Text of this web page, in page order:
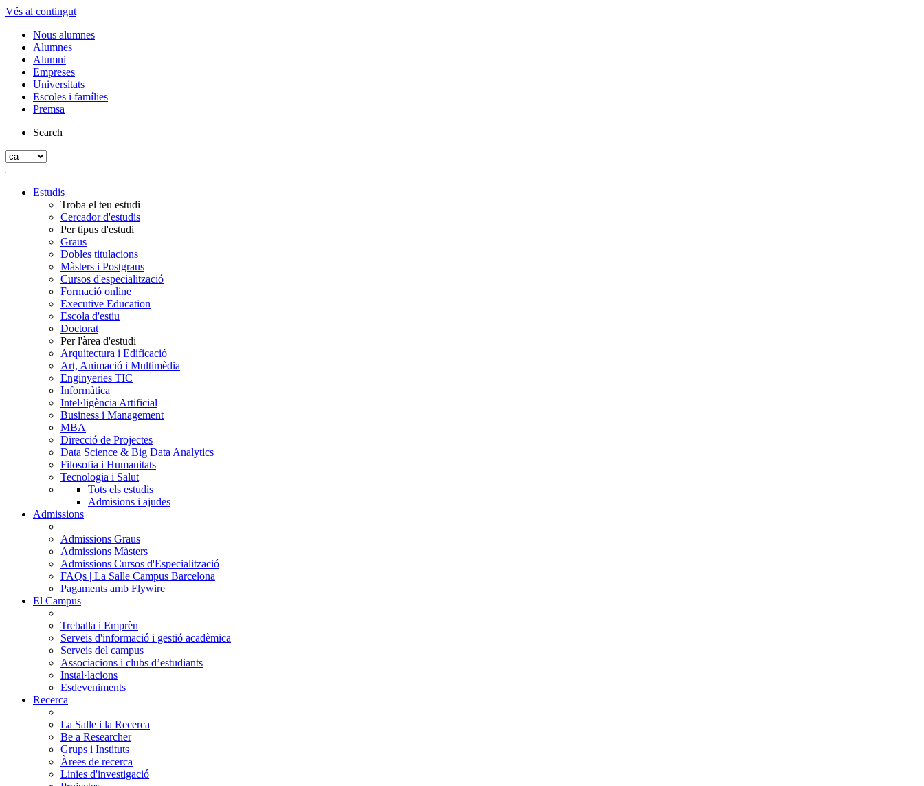
Vés al contingut
Nous alumnes
Alumnes
Alumni
Empreses
Universitats
Escoles i famílies
Premsa
Search
Estudis
Troba el teu estudi
Cercador d'estudis
Per tipus d'estudi
Graus
Dobles titulacions
Màsters i Postgraus
Cursos d'especialització
Formació online
Executive Education
Escola d'estiu
Doctorat
Per l'àrea d'estudi
Arquitectura i Edificació
Art, Animació i Multimèdia
Enginyeries TIC
Informàtica
Intel·ligència Artificial
Business i Management
MBA
Direcció de Projectes
Data Science & Big Data Analytics
Filosofia i Humanitats
Tecnologia i Salut
Tots els estudis
Admisions i ajudes
Admissions
Admissions Graus
Admissions Màsters
Admissions Cursos d'Especialització
FAQs | La Salle Campus Barcelona
Pagaments amb Flywire
El Campus
Treballa i Emprèn
Serveis d'informació i gestió acadèmica
Serveis del campus
Associacions i clubs d’estudiants
Instal·lacions
Esdeveniments
Recerca
La Salle i la Recerca
Be a Researcher
Grups i Instituts
Àrees de recerca
Linies d'investigació